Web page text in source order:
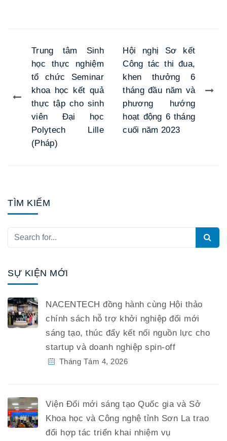
Trung tâm Sinh
học thực nghiệm
tổ chức Seminar
khoa học kết quả
thực tập cho sinh
viên Đại học
Polytech Lille
(Pháp)
Hội nghị Sơ kết
Công tác thi đua,
khen thưởng 6
tháng đầu năm và
phương hướng
hoạt động 6 tháng
cuối năm 2023
TÌM KIẾM
SỰ KIỆN MỚI
NACENTECH đồng hành cùng Hội thảo
chính sách hỗ trợ khởi nghiệp đổi mới
sáng tạo, thúc đẩy kết nối nguồn lực cho
startup và doanh nghiệp spin-off
Tháng Tám 4, 2026
Viện Đổi mới sáng tạo Quốc gia và Sở
Khoa học và Công nghệ tỉnh Sơn La trao
đổi hợp tác triển khai nhiệm vụ